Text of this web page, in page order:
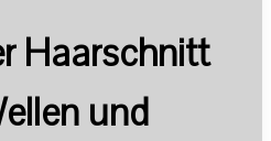
Haarschnitt
und